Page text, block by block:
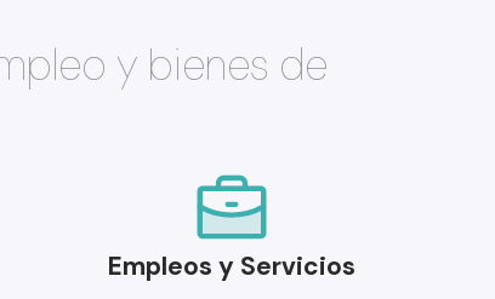
y bienes de
Empleos y Servicios